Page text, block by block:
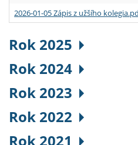
2026-01-05 Zápis z užšího
Rok 2025
Rok 2024
Rok 2023
Rok 2022
Rok 2021